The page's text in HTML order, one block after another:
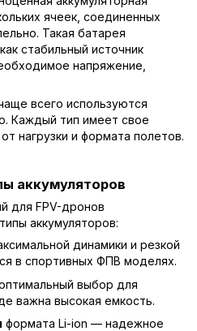
ячеек, соединенных
Такая батарея
стабильный источник
напряжение,
всего используются
Каждый тип имеет свое
нагрузки и формата полетов.
аккумуляторов
для FPV-дронов
аккумуляторов:
динамики и резкой
в спортивных ФПВ моделях.
выбор для
важна высокая емкость.
формата Li-ion — надежное